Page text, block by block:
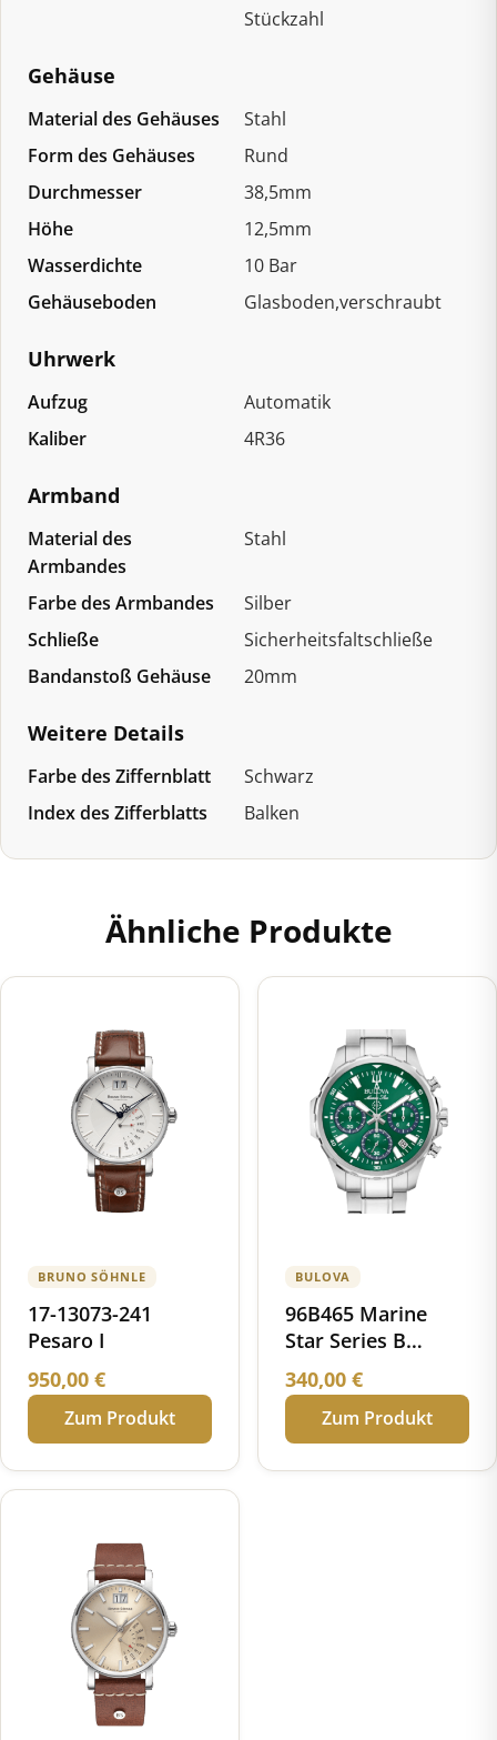
Stückzahl
Gehäuse
Material des Gehäuses
Stahl
Form des Gehäuses
Rund
Durchmesser
38,5mm
Höhe
12,5mm
Wasserdichte
10 Bar
Gehäuseboden
Glasboden,verschraubt
Uhrwerk
Aufzug
Automatik
Kaliber
4R36
Armband
Material des
Armbandes
Stahl
Farbe des Armbandes
Silber
Schließe
Sicherheitsfaltschließe
Bandanstoß Gehäuse
20mm
Weitere Details
Farbe des Ziffernblatt
Schwarz
Index des Zifferblatts
Balken
Ähnliche Produkte
BRUNO SÖHNLE
17-13073-241
Pesaro I
950,00 €
Zum Produkt
BULOVA
96B465 Marine
Star Series B
Chronograph
340,00 €
Zum Produkt